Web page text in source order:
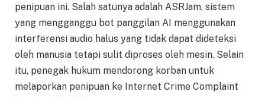
penipuan ini. Salah satunya adalah ASRJam, sistem
yang mengganggu bot panggilan AI menggunakan
interferensi audio halus yang tidak dapat dideteksi
oleh manusia tetapi sulit diproses oleh mesin. Selain
itu, penegak hukum mendorong korban untuk
melaporkan penipuan ke Internet Crime Complaint